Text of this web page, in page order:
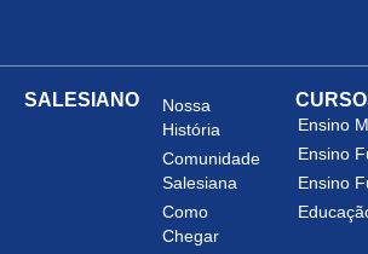
SALESIANO
Nossa
História
Comunidade
Salesiana
Como
Chegar
Ensino
Ensino
Ensino